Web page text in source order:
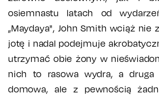
osiemnastu latach od
„Maydaya", John Smith wciąż nie
jotę i nadal podejmuje
utrzymać obie żony w
nich to rasowa wydra, a druga
domowa, ale z pewnością